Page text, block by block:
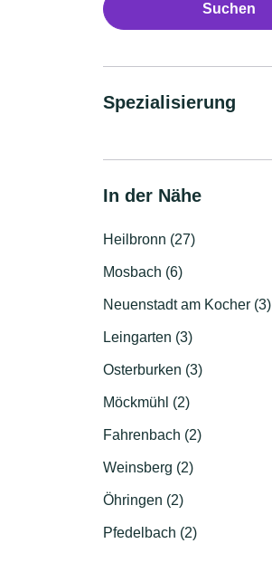
Suchen
Spezialisierung
In der Nähe
Heilbronn (27)
Mosbach (6)
Neuenstadt am Kocher (3)
Leingarten (3)
Osterburken (3)
Möckmühl (2)
Fahrenbach (2)
Weinsberg (2)
Öhringen (2)
Pfedelbach (2)